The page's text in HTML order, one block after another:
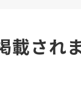
載され